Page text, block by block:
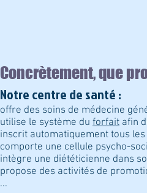
Concrètement, que
Notre centre de santé :
offre des soins de médecine
utilise le système du forfait afin
inscrit automatiquement tous
comporte une cellule psycho-
intègre une diététicienne dans
propose des activités de
...